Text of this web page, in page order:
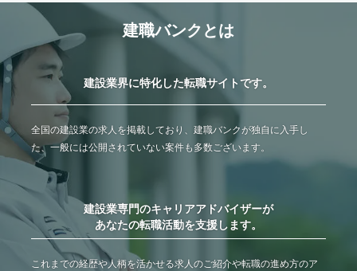
建職バンクとは
建設業界に特化した転職サイトです。
全国の建設業の求人を掲載しており、建職バンクが独自に入手し
た、一般には公開されていない案件も多数ございます。
建設業専門のキャリアアドバイザーが
あなたの転職活動を支援します。
これまでの経歴や人柄を活かせる求人のご紹介や転職の進め方のア